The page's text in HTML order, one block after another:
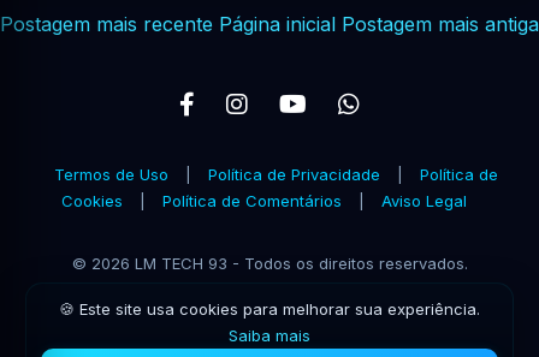
Postagem mais recente Postagem mais antiga
Página inicial
Termos de Uso Política de Privacidade
Política de
Cookies
Política de Comentários Aviso Legal
© 2026 LM TECH 93 - Todos os direitos reservados.
🍪 Este site usa cookies para melhorar sua experiência.
Saiba mais